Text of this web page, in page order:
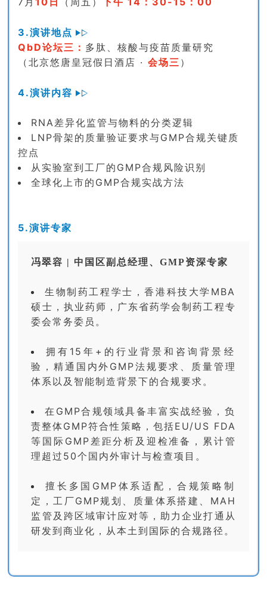
3.演讲地点
QbD论坛三： 多肽、核酸与疫苗质量研究
（北京悠唐皇冠假日酒店 ·会场三 ）
4.演讲内容
RNA差异化监管与物料的分类逻辑
LNP骨架的质量验证要求与GMP合规关键质
控点
从实验室到工厂的GMP合规风险识别
全球化上市的GMP合规实战方法
5.演讲专家
冯翠容 | 中国区副总经理、GMP资深专家
生物制药工程学士，香港科技大学MBA
硕士，执业药师，广东省药学会制药工程专
委会常务委员。
拥有15年+的行业背景和咨询背景经
验，精通国内外GMP法规要求、质量管理
体系以及智能制造背景下的合规要求。
在GMP合规领域具备丰富实战经验，负
责整体GMP符合性策略，包括EU/US FDA
等国际GMP差距分析及迎检准备，累计管
理超过50个国内外审计与检查项目。
擅长多国GMP体系适配，合规策略制
定，工厂GMP规划、质量体系搭建、MAH
监管及跨区域审计应对等，助力企业打通从
研发到商业化，从本土到国际的合规路径。